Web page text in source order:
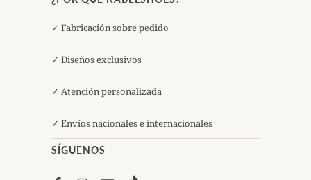
✓ Fabricación sobre pedido
✓ Diseños exclusivos
✓ Atención personalizada
✓ Envíos nacionales e internacionales
SÍGUENOS